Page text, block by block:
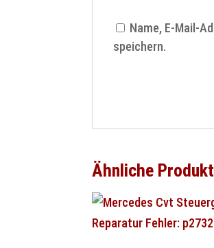
Name, E-Mail-
speichern.
Ähnliche